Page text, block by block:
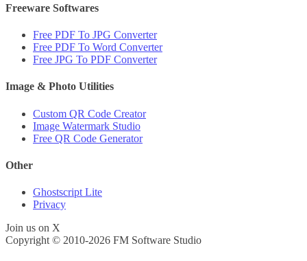
Freeware Softwares
Free PDF To JPG Converter
Free PDF To Word Converter
Free JPG To PDF Converter
Image & Photo Utilities
Custom QR Code Creator
Image Watermark Studio
Free QR Code Generator
Other
Ghostscript Lite
Privacy
Join us on X
Copyright © 2010-2026 FM Software Studio